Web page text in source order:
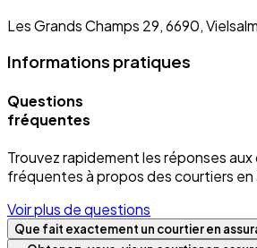
Les Grands Champs 29, 6690, Vielsalm
Informations pratiques
Questions
fréquentes
Trouvez rapidement les réponses
fréquentes à propos des courtiers en
Voir plus de questions
Que fait exactement un courtier en